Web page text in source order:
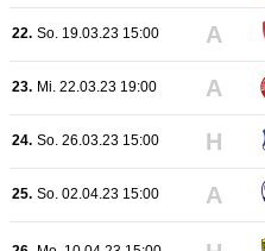
22. So. 19.03.23 15:00 A
23. Mi. 22.03.23 19:00 A
24. So. 26.03.23 15:00 H
25. So. 02.04.23 15:00 A